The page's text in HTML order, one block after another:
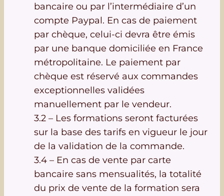
bancaire ou par l’intermédiaire d’un
compte Paypal. En cas de paiement
par chèque, celui-ci devra être émis
par une banque domiciliée en France
métropolitaine. Le paiement par
chèque est réservé aux commandes
exceptionnelles validées
manuellement par le vendeur.
3.2 – Les formations seront facturées
sur la base des tarifs en vigueur le jour
de la validation de la commande.
3.4 – En cas de vente par carte
bancaire sans mensualités, la totalité
du prix de vente de la formation sera